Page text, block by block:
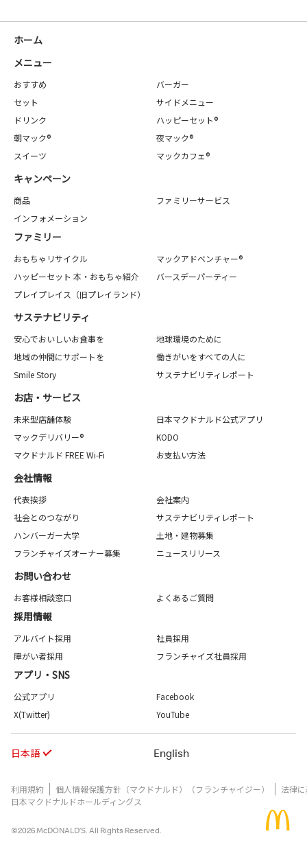
ホーム
メニュー
おすすめ
バーガー
セット
サイドメニュー
ドリンク
ハッピーセット®
朝マック®
夜マック®
スイーツ
マックカフェ®
キャンペーン
商品
ファミリーサービス
インフォメーション
ファミリー
おもちゃリサイクル
マックアドベンチャー®
ハッピーセット 本・おもちゃ紹介
バースデーパーティー
プレイプレイス（旧プレイランド）
サステナビリティ
安心でおいしいお食事を
地球環境のために
地域の仲間にサポートを
働きがいをすべての人に
Smile Story
サステナビリティレポート
お店・サービス
未来型店舗体験
日本マクドナルド公式アプリ
マックデリバリー®
KODO
マクドナルド FREE Wi-Fi
お支払い方法
会社情報
代表挨拶
会社案内
社会とのつながり
サステナビリティレポート
ハンバーガー大学
土地・建物募集
フランチャイズオーナー募集
ニュースリリース
お問い合わせ
お客様相談窓口 よくあるご質問
採用情報
アルバイト採用
社員採用
障がい者採用
フランチャイズ社員採用
アプリ・SNS
公式アプリ
Facebook
X(Twitter)
YouTube
日本語 English
利用規約 個人情報保護方針（マクドナルド）（フランチャイジー）
法律
日本マクドナルドホールディングス
©2026 McDONALD’S. All Rights Reserved.